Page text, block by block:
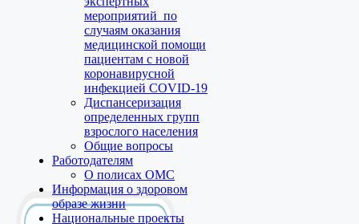
мероприятий по
случаям оказания
медицинской помощи
пациентам с новой
коронавирусной
инфекцией COVID-19
Диспансеризация
определенных групп
взрослого населения
Общие вопросы
Работодателям
О полисах ОМС
Информация о здоровом
образе жизни
Национальные проекты